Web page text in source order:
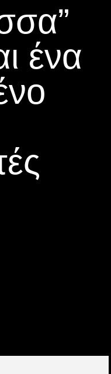
ένα